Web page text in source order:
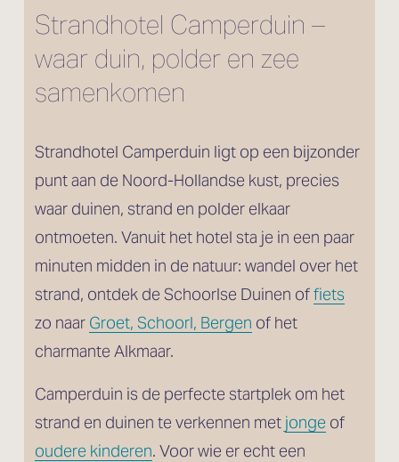
Strandhotel Camperduin –
waar duin, polder en zee
samenkomen
Strandhotel Camperduin ligt op een bijzonder
punt aan de Noord-Hollandse kust, precies
waar duinen, strand en polder elkaar
ontmoeten. Vanuit het hotel sta je in een paar
minuten midden in de natuur: wandel over het
strand, ontdek de Schoorlse Duinen of fiets
zo naar Groet, Schoorl, Bergen of het
charmante Alkmaar.
Camperduin is de perfecte startplek om het
strand en duinen te verkennen met jonge of
oudere kinderen. Voor wie er echt een